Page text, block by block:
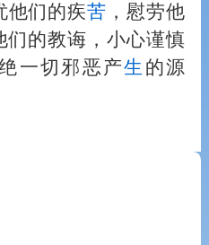
他们的疾苦 ，慰劳他
们的教诲，小心谨慎
一切邪恶产生 的源